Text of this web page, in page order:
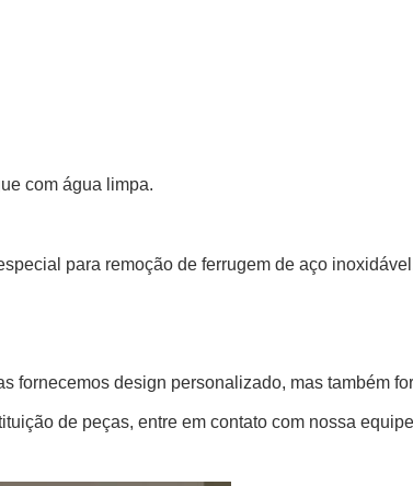
com água limpa.
para remoção de ferrugem de aço
fornecemos design personalizado, mas também
de peças, entre em contato com nossa